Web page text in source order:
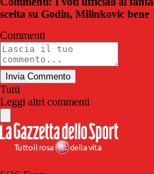
scelta su Godin, Milinkovic bene
Commenti
Invia Commento
Tutti
Leggi altri commenti